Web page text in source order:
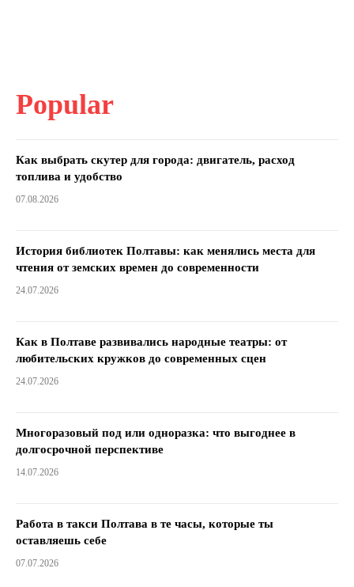
Popular
Как выбрать скутер для города: двигатель, расход
топлива и удобство
07.08.2026
История библиотек Полтавы: как менялись места для
чтения от земских времен до современности
24.07.2026
Как в Полтаве развивались народные театры: от
любительских кружков до современных сцен
24.07.2026
Многоразовый под или одноразка: что выгоднее в
долгосрочной перспективе
14.07.2026
Работа в такси Полтава в те часы, которые ты
оставляешь себе
07.07.2026